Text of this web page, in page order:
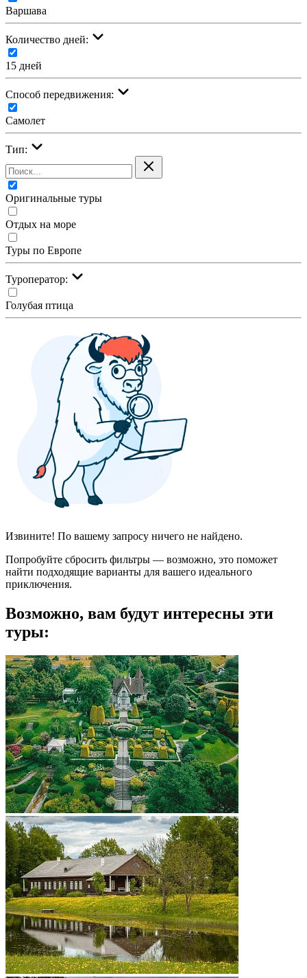
Варшава
Количество дней:
15 дней
Cпособ передвижения:
Самолет
Тип:
Оригинальные туры
Отдых на море
Туры по Европе
Туроператор:
Голубая птица
Извините! По вашему запросу ничего не найдено.
Попробуйте сбросить фильтры — возможно, это поможет
найти подходящие варианты для вашего идеального
приключения.
Возможно, вам будут интересны эти
туры: